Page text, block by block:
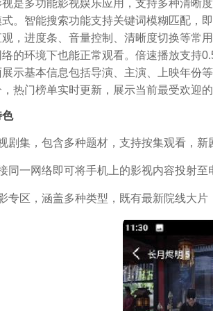
视是多功能影视娱乐应用，支持多种清晰
。智能搜索功能支持关键词模糊匹配，
，进度条、音量控制、清晰度切换等常
的环境下也能正常观看。倍速播放支持
示基本信息包括导演、主演、上映年份
热门榜单实时更新，展示当前最受欢迎
色
剧集，包含多种题材，支持按集观看，
同一网络即可将手机上的影视内容投射
专区，涵盖多种类型，既有最新院线大